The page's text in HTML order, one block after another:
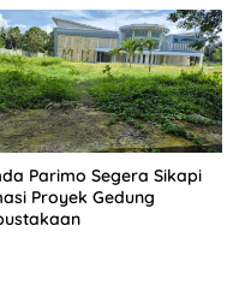
Parimo Segera Sikapi
Proyek Gedung